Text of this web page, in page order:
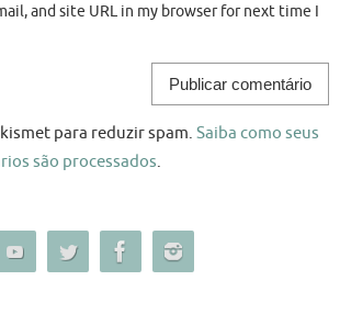
and site URL in my browser for next time I
para reduzir spam. Saiba como seus
são processados.